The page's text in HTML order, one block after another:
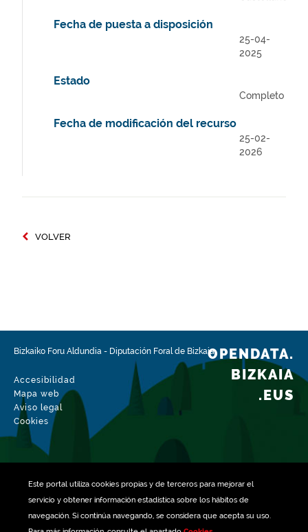
Este portal utiliza cookiespropias y de terceros para mejorar el
servicio y obtener información estadística sobre los hábitos de
navegación. Si continúa navegando, se considera que acepta su uso.
Fecha de puesta a disposición
25-04-
2025
Estado
Completo
Fecha de modificación del recurso
25-02-
2026
VOLVER
Bizkaiko Foru Aldundia - Diputación Foral de Bizkaia
Accesibilidad
Mapa web
Aviso legal
Cookies
OPENDATA.
BIZKAIA
.EUS